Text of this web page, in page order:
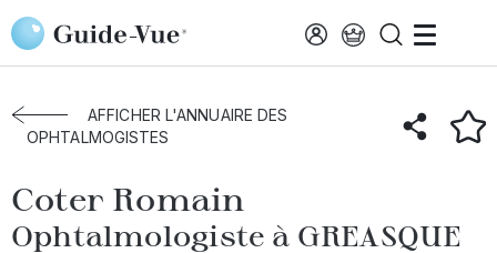
Aller au contenu principal
Accueil Annuaire des ophtalmologistes
Greasque
Coter Romain
AFFICHER L'ANNUAIRE DES
OPHTALMOGISTES
Coter Romain
Ophtalmologiste à GREASQUE